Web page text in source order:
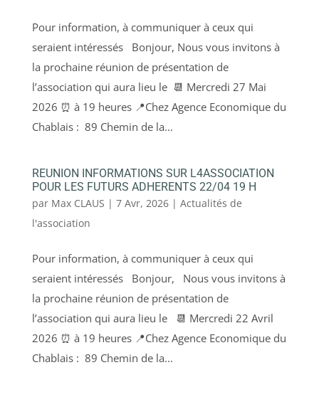
Pour information, à communiquer à ceux qui
seraient intéressés Bonjour, Nous vous invitons à
la prochaine réunion de présentation de
l’association qui aura lieu le 📆 Mercredi 27 Mai
2026 ⏰ à 19 heures 📍Chez Agence Economique du
Chablais : 89 Chemin de la...
REUNION INFORMATIONS SUR L4ASSOCIATION
POUR LES FUTURS ADHERENTS 22/04 19 H
par Max CLAUS | 7 Avr, 2026| Actualités de
l'association
Pour information, à communiquer à ceux qui
seraient intéressés Bonjour, Nous vous invitons à
la prochaine réunion de présentation de
l’association qui aura lieu le 📆 Mercredi 22 Avril
2026 ⏰ à 19 heures 📍Chez Agence Economique du
Chablais : 89 Chemin de la...